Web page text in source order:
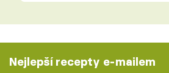
Nejlepší recepty e-mailem